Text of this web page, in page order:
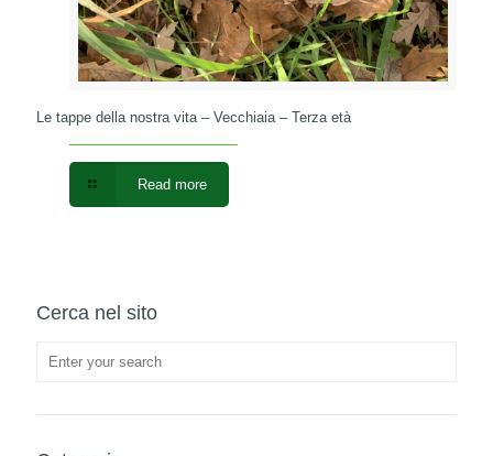
Le tappe della nostra vita – Vecchiaia – Terza età
Read more
Cerca nel sito